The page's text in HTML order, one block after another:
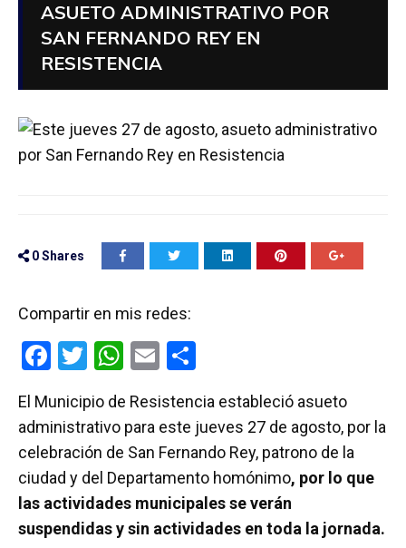
ASUETO ADMINISTRATIVO POR
SAN FERNANDO REY EN
RESISTENCIA
0Shares
Compartir en mis redes:
F
ce
b
o
o
k
T
tt
er
W
at
s
A
p
p
E
ail m
p
ar
tir
El Municipio de Resistencia estableció asueto
administrativo para este jueves 27 de agosto, por la
celebración de San Fernando Rey, patrono de la
ciudad y del Departamento homónimo, por lo que
las actividades municipales se verán
suspendidas y sin actividades en toda la jornada.